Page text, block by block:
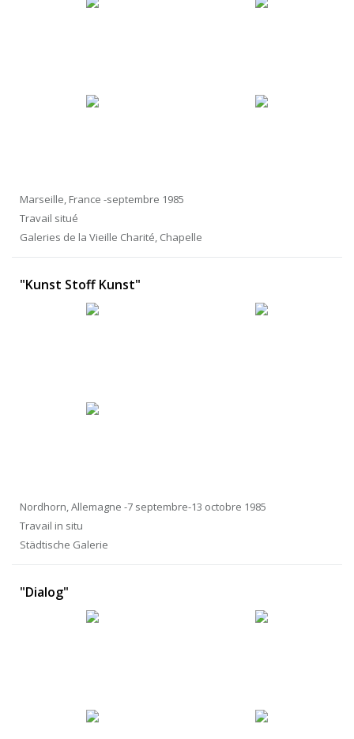
Marseille, France -septembre 1985
Travail situé
Galeries de la Vieille Charité, Chapelle
"Kunst Stoff Kunst"
Nordhorn, Allemagne -7 septembre-13 octobre 1985
Travail in situ
Städtische Galerie
"Dialog"